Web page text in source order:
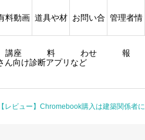
ん向け診断アプリなど
料動画
講座
道具や材
料
お問い合
わせ
管理者情
報
【レビュー】Chromebook購入は建築関係者